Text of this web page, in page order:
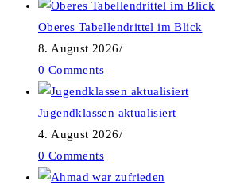
Oberes Tabellendrittel im Blick
8. August 2026/
0 Comments
Jugendklassen aktualisiert
4. August 2026/
0 Comments